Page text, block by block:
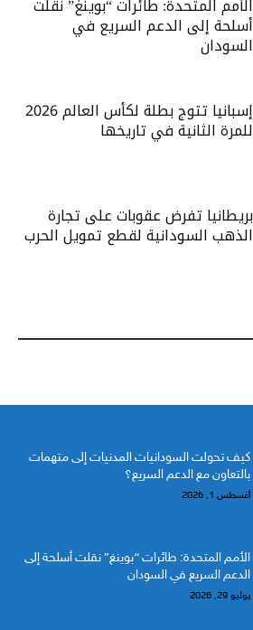
الأمم المتحدة: طائرات “بوينغ” نقلت
أسلحة إلى الدعم السريع في
السودان
إسبانيا تتوج بطلة لكأس العالم 2026
للمرة الثانية في تاريخها
بريطانيا تفرض عقوبات على تجارة
الذهب السودانية لقطع تمويل الحرب
كيف تحولت السودانيات المدنيات إلى متهمات
بالتعاون مع الدعم السريع؟
أغسطس 1, 2026
الأمم المتحدة: طائرات “بوينغ” نقلت أسلحة إلى
الدعم السريع في السودان
يوليو 29, 2026